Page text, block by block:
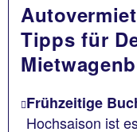
Tipps für
Frühzeitige
Hochsaison ist